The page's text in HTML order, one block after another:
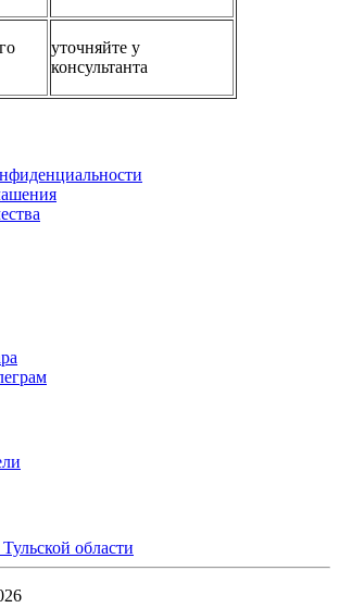
уточняйте у
консультанта
области